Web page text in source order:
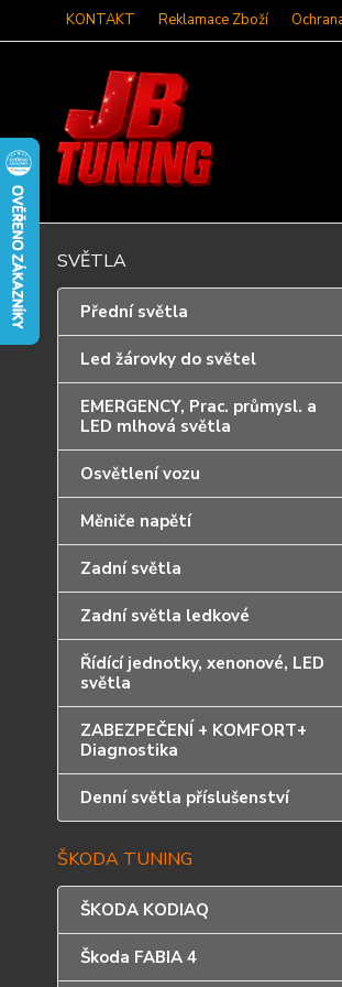
KONTAKT Reklamace Zboží
SVĚTLA
Přední světla
Led žárovky do světel
EMERGENCY, Prac. průmysl. a
LED mlhová světla
Osvětlení vozu
Měniče napětí
Zadní světla
Zadní světla ledkové
Řídící jednotky, xenonové, LED
světla
ZABEZPEČENÍ + KOMFORT+
Diagnostika
Denní světla příslušenství
ŠKODA TUNING
ŠKODA KODIAQ
Škoda FABIA 4